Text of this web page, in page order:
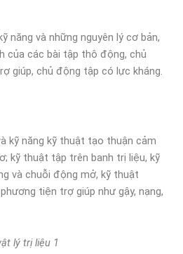
năng và những nguyên lý cơ bản,
của các bài tập thô động, chủ
giúp, chủ động tập có lực kháng.
kỹ năng kỹ thuật tạo thuận cảm
kỹ thuật tập trên banh trị liệu, kỹ
và chuỗi động mở, kỹ thuật
tiện trợ giúp như gậy, nạng,
lý trị liệu 1